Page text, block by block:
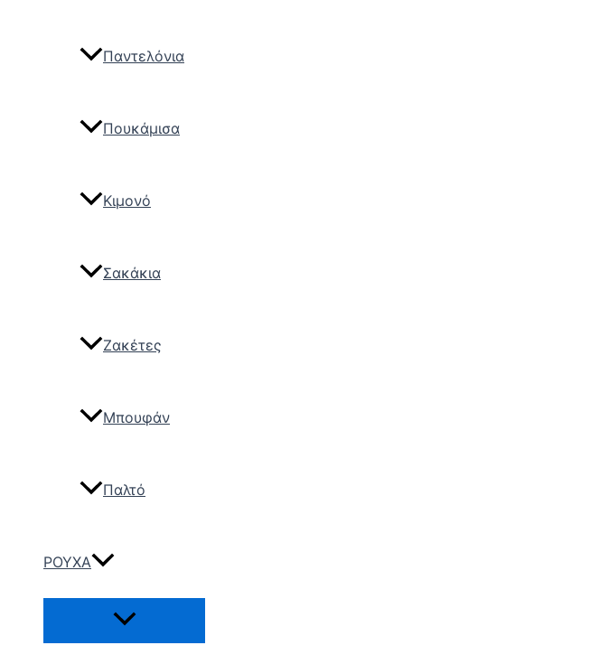
Παντελόνια
Πουκάμισα
Κιμονό
Σακάκια
Ζακέτες
Μπουφάν
Παλτό
ΡΟΥΧΑ